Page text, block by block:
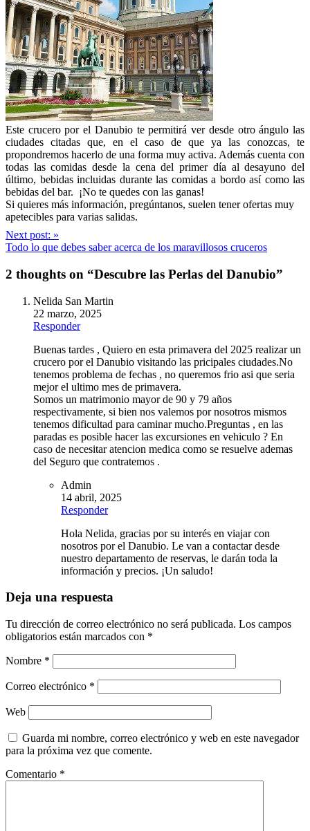
Este crucero por el Danubio te permitirá ver desde otro ángulo las
ciudades citadas que, en el caso de que ya las conozcas, te
propondremos hacerlo de una forma muy activa. Además cuenta con
todas las comidas desde la cena del primer día al desayuno del
último, bebidas incluidas durante las comidas a bordo así como las
bebidas del bar. ¡No te quedes con las ganas!
Si quieres más información, pregúntanos, suelen tener ofertas muy
apetecibles para varias salidas.
Post
navigation
Next post: »
Todo lo que debes saber acerca de los maravillosos cruceros
2 thoughts on “Descubre las Perlas del Danubio”
Nelida San Martin
22 marzo, 2025
Responder
Buenas tardes , Quiero en esta primavera del 2025 realizar un
crucero por el Danubio visitando las pricipales ciudades.No
tenemos problema de fechas , no queremos frio asi que seria
mejor el ultimo mes de primavera.
Somos un matrimonio mayor de 90 y 79 años
respectivamente, si bien nos valemos por nosotros mismos
tenemos dificultad para caminar mucho.Preguntas , en las
paradas es posible hacer las excursiones en vehiculo ? En
caso de necesitar atencion medica como se resuelve ademas
del Seguro que contratemos .
Admin
14 abril, 2025
Responder
Hola Nelida, gracias por su interés en viajar con
nosotros por el Danubio. Le van a contactar desde
nuestro departamento de reservas, le darán toda la
información y precios. ¡Un saludo!
Deja una respuesta
Tu dirección de correo electrónico no será publicada. Los campos
obligatorios están marcados con *
Nombre *
Correo electrónico *
Web
Guarda mi nombre, correo electrónico y web en este navegador
para la próxima vez que comente.
Comentario *